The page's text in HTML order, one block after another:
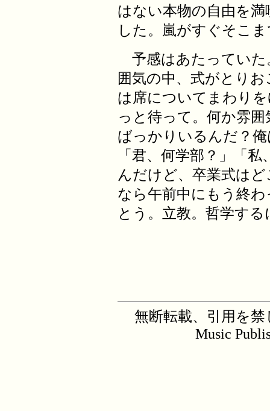
はない本物の自由を
した。嵐がすぐそこ
予感はあたっていた
囲気の中、式がとり
は席についてまわり
っと待って。何か雰
ばっかりいるんだ？
「君、何学部？」「
んだけど、卒業式は
なら午前中にもう終
とう。立教。哲学す
無断転載、引用を禁
Music